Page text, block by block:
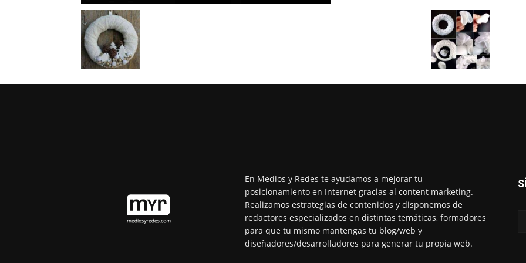
En Medios y Redes te ayudamos a mejorar tu
posicionamiento en Internet gracias al content marketing.
Realizamos estrategias de contenidos y disponemos de
redactores especializados en distintas temáticas, formadores
para que tu mismo mantengas tu blog/web y
diseñadores/desarrolladores para generar tu propia web.